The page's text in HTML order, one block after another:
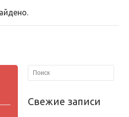
Свежие записи